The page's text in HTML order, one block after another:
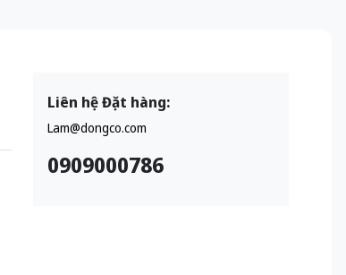
Liên hệ Đặt hàng:
Lam@dongco.com
0909000786